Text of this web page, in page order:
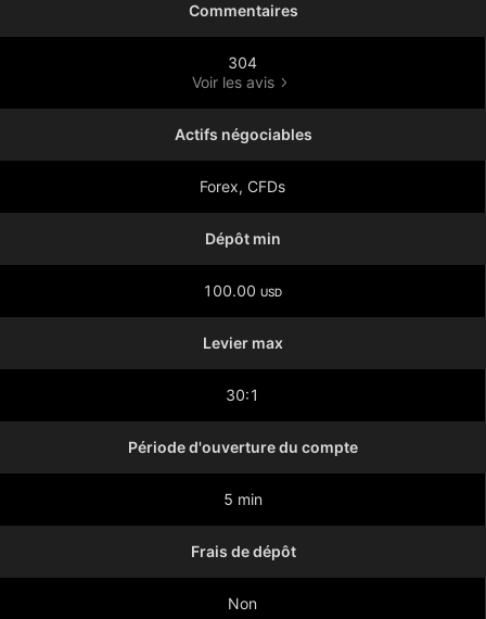
Commentaires
304
Voir les avis
Actifs négociables
Forex, CFDs
Dépôt min
100.00 USD
Levier max
30:1
Période d'ouverture du compte
5 min
Frais de dépôt
Non